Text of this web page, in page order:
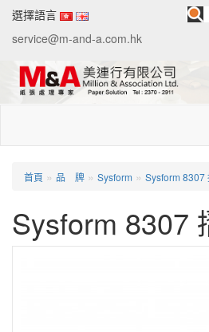
選擇語言
service@m-and-a.com.hk
首頁 » 品 牌 » Sysform » Sysform 8307
Sysform 8307